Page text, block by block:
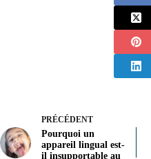
PRÉCÉDENT
Pourquoi un
appareil lingual est-
il insupportable au